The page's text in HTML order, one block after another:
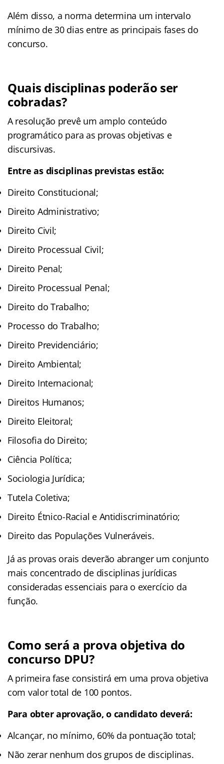
Além disso, a norma determina um intervalo
mínimo de 30 dias entre as principais fases do
concurso.
Quais disciplinas poderão ser
cobradas?
A resolução prevê um amplo conteúdo
programático para as provas objetivas e
discursivas.
Entre as disciplinas previstas estão:
Direito Constitucional;
Direito Administrativo;
Direito Civil;
Direito Processual Civil;
Direito Penal;
Direito Processual Penal;
Direito do Trabalho;
Processo do Trabalho;
Direito Previdenciário;
Direito Ambiental;
Direito Internacional;
Direitos Humanos;
Direito Eleitoral;
Filosofia do Direito;
Ciência Política;
Sociologia Jurídica;
Tutela Coletiva;
Direito Étnico-Racial e Antidiscriminatório;
Direito das Populações Vulneráveis.
Já as provas orais deverão abranger um conjunto
mais concentrado de disciplinas jurídicas
consideradas essenciais para o exercício da
função.
Como será a prova objetiva do
concurso DPU?
A primeira fase consistirá em uma prova objetiva
com valor total de 100 pontos.
Para obter aprovação, o candidato deverá:
Alcançar, no mínimo, 60% da pontuação total;
Não zerar nenhum dos grupos de disciplinas.